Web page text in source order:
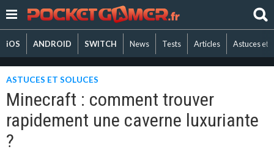
iOS ANDROID SWITCH News Tests Articles Astuces et
ASTUCES ET SOLUCES
Minecraft : comment trouver
rapidement une caverne luxuriante
?